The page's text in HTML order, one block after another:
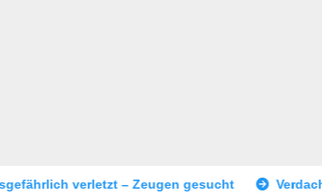
gesucht Verdacht auf